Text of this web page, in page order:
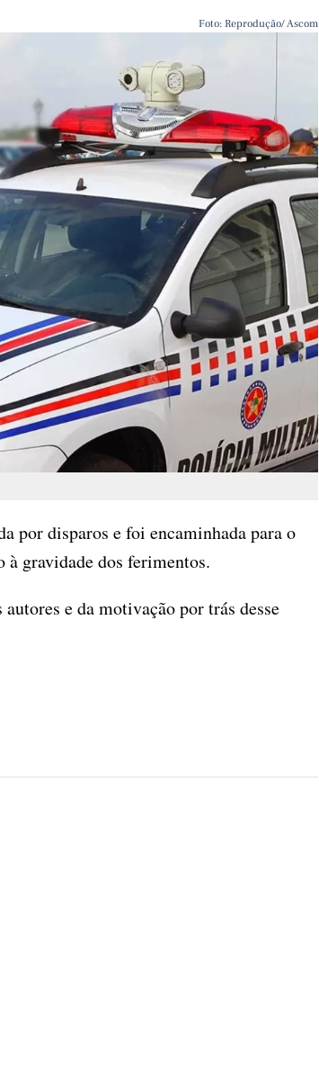
Foto: Reprodução/ Ascom
por disparos e foi encaminhada para o
gravidade dos ferimentos.
e da motivação por trás desse